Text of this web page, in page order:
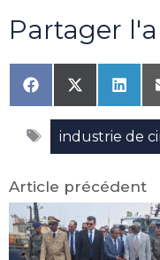
Partager
Share
on
Facebook
Share
on
X
(Twitter)
on
Étiquettes
industrie de
Article précédent